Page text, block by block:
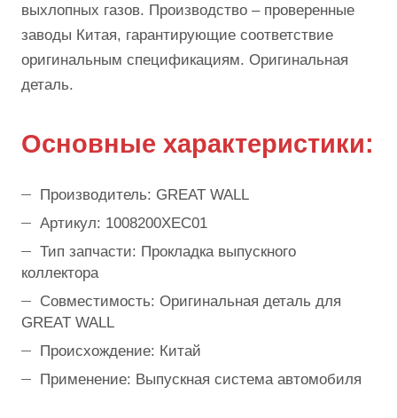
выхлопных газов. Производство – проверенные
заводы Китая, гарантирующие соответствие
оригинальным спецификациям. Оригинальная
деталь.
Основные характеристики:
Производитель: GREAT WALL
Артикул: 1008200XEC01
Тип запчасти: Прокладка выпускного
коллектора
Совместимость: Оригинальная деталь для
GREAT WALL
Происхождение: Китай
Применение: Выпускная система автомобиля